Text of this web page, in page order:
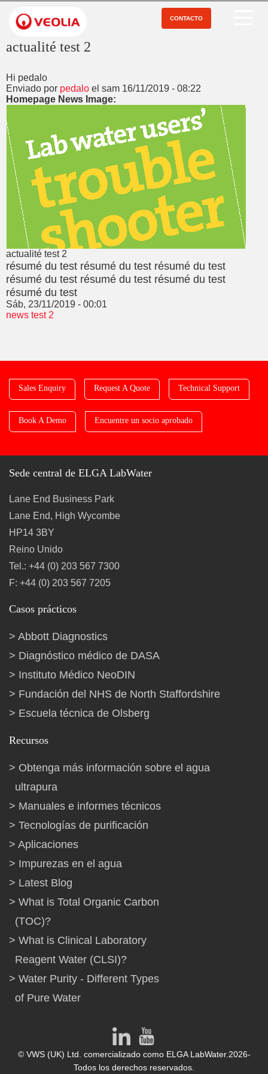
contenido
CONTACTO
actualité test 2
Hi pedalo
Enviado por pedalo el sam 16/11/2019 - 08:22
Homepage News Image
actualité test 2
résumé du test résumé du test résumé du test
résumé du test résumé du test résumé du test
résumé du test
Sáb, 23/11/2019 - 00:01
news test 2
Sales Enquiry Request A Quote Technical Support
Book A Demo Encuentre un socio aprobado
Sede central de ELGA LabWater
Lane End Business Park
Lane End, High Wycombe
HP14 3BY
Reino Unido
Tel.: +44 (0) 203 567 7300
F: +44 (0) 203 567 7205
Casos prácticos
Abbott Diagnostics
Diagnóstico médico de DASA
Instituto Médico NeoDIN
Fundación del NHS de North Staffordshire
Escuela técnica de Olsberg
Recursos
Obtenga más información sobre el agua
ultrapura
Manuales e informes técnicos
Tecnologías de purificación
Aplicaciones
Impurezas en el agua
Latest Blog
What is Total Organic Carbon
(TOC)?
What is Clinical Laboratory
Reagent Water (CLSI)?
Water Purity - Different Types
of Pure Water
© VWS (UK) Ltd. comercializado como ELGA LabWater.2026-
Todos los derechos reservados.